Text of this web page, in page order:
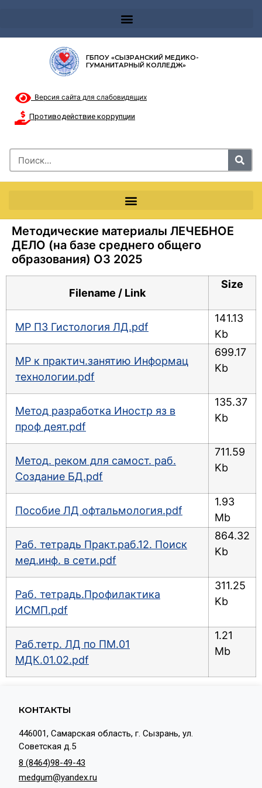
ГБПОУ «СЫЗРАНСКИЙ МЕДИКО-
ГУМАНИТАРНЫЙ КОЛЛЕДЖ»
Версия сайта для слабовидящих
Противодействие коррупции
Методические материалы ЛЕЧЕБНОЕ
ДЕЛО (на базе среднего общего
образования) ОЗ 2025
Filename / Link
Size
МР ПЗ Гистология ЛД.pdf
141.13
Kb
МР к практич.занятию Информац
технологии.pdf
699.17
Kb
Метод разработка Иностр яз в
проф деят.pdf
135.37
Kb
Метод. реком для самост. раб.
Создание БД.pdf
711.59
Kb
Пособие ЛД офтальмология.pdf
1.93
Mb
Раб. тетрадь Практ.раб.12. Поиск
мед.инф. в сети.pdf
864.32
Kb
Раб. тетрадь.Профилактика
ИСМП.pdf
311.25
Kb
Раб.тетр. ЛД по ПМ.01
МДК.01.02.pdf
1.21
Mb
КОНТАКТЫ
446001, Самарская область, г. Сызрань, ул.
Советская д.5
8 (8464)98-49-43
medgum@yandex.ru